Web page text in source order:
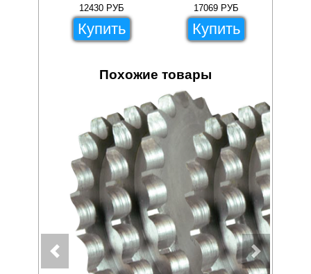
12430 РУБ
Купить
17069 РУБ
Купить
Похожие товары